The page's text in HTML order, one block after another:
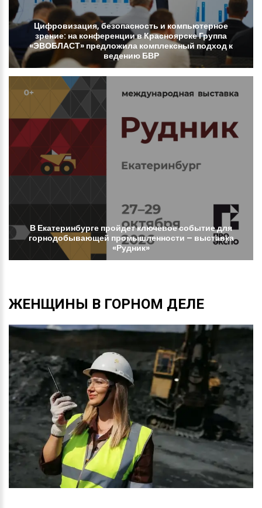
Цифровизация, безопасность и компьютерное
зрение: на конференциивКрасноярскеГруппа
«ЭВОБЛАСТ» предложила комплексный подход к
ведению БВР
В Екатеринбурге пройдетключевоесобытиедля
горнодобывающей промышленности – выставка
«Рудник»
ЖЕНЩИНЫ В ГОРНОМ ДЕЛЕ